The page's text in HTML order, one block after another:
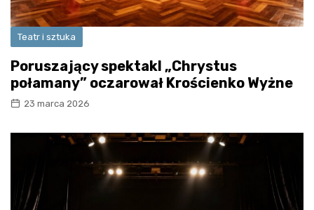
Teatr i sztuka
Poruszający spektakl „Chrystus
połamany” oczarował Krościenko Wyżne
23 marca 2026